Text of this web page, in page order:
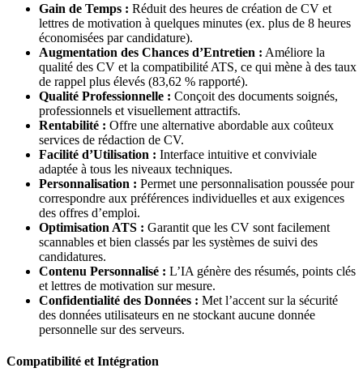
Gain de Temps : Réduit des heures de création de CV et
lettres de motivation à quelques minutes (ex. plus de 8 heures
économisées par candidature).
Augmentation des Chances d’Entretien : Améliore la
qualité des CV et la compatibilité ATS, ce qui mène à des taux
de rappel plus élevés (83,62 % rapporté).
Qualité Professionnelle : Conçoit des documents soignés,
professionnels et visuellement attractifs.
Rentabilité : Offre une alternative abordable aux coûteux
services de rédaction de CV.
Facilité d’Utilisation : Interface intuitive et conviviale
adaptée à tous les niveaux techniques.
Personnalisation : Permet une personnalisation poussée pour
correspondre aux préférences individuelles et aux exigences
des offres d’emploi.
Optimisation ATS : Garantit que les CV sont facilement
scannables et bien classés par les systèmes de suivi des
candidatures.
Contenu Personnalisé : L’IA génère des résumés, points clés
et lettres de motivation sur mesure.
Confidentialité des Données : Met l’accent sur la sécurité
des données utilisateurs en ne stockant aucune donnée
personnelle sur des serveurs.
Compatibilité et Intégration